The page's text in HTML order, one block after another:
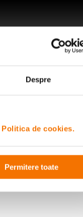
Despre
Politica de cookies.
Permitere toate